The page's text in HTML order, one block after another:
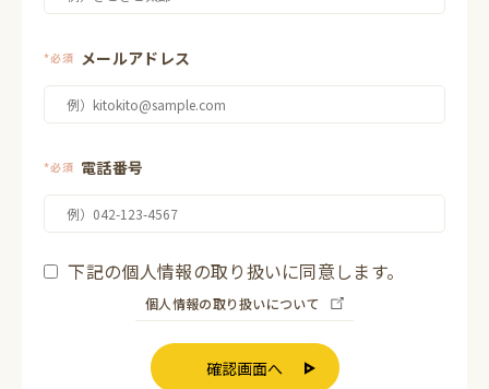
*必須 メールアドレス
*必須 電話番号
下記の個人情報の取り扱いに同意します。
個人情報の取り扱いについて